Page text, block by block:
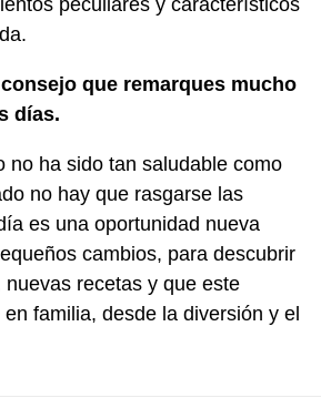
que remarques mucho
días.
ha sido tan saludable como
no hay que rasgarse las
es una oportunidad nueva
cambios, para descubrir
recetas y que este
familia, desde la diversión y el